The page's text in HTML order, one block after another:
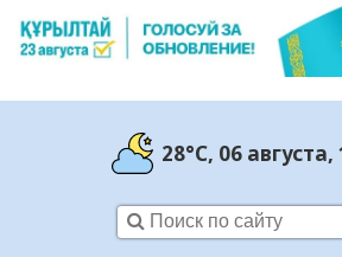
28°C, 06 августа,